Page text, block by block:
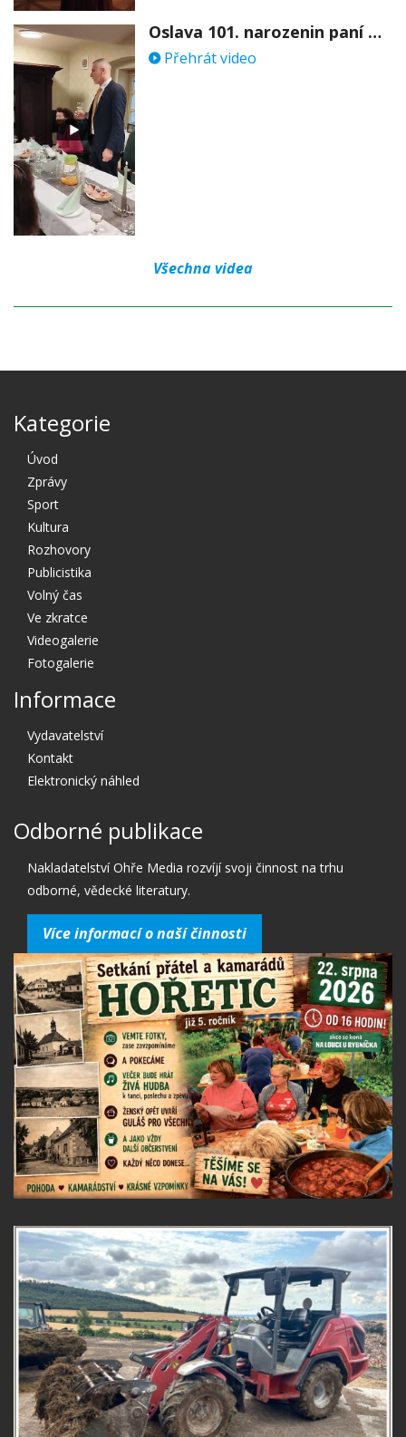
Oslava 101. narozenin paní Věry Skořepové
Přehrát video
Všechna videa
Kategorie
Úvod
Zprávy
Sport
Kultura
Rozhovory
Publicistika
Volný čas
Ve zkratce
Videogalerie
Fotogalerie
Informace
Vydavatelství
Kontakt
Elektronický náhled
Odborné publikace
Nakladatelství Ohře Media rozvíjí svoji činnost na trhu
odborné, vědecké literatury.
Více informací o naší činnosti